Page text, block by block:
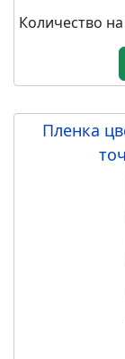
Набор
крышки
Набор
Количество
Пленка